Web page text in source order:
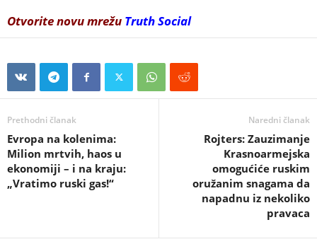
Otvorite novu mrežu Truth Social
Prethodni članak
Evropa na kolenima:
Milion mrtvih, haos u
ekonomiji – i na kraju:
„Vratimo ruski gas!“
Naredni članak
Rojters: Zauzimanje
Krasnoarmejska
omogućiće ruskim
oružanim snagama da
napadnu iz nekoliko
pravaca